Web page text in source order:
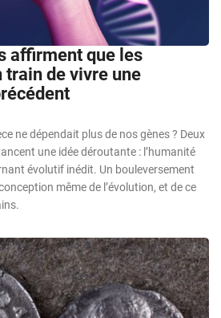
affirment que les
train de vivre une
ne dépendait plus de nos gènes ? Deux
une idée déroutante : l’humanité
évolutif inédit. Un bouleversement
même de l’évolution, et de ce